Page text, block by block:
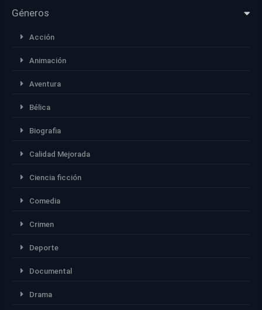
Géneros
Acción
Animación
Aventura
Bélica
Biografia
Calidad Mejorada
Ciencia ficción
Comedia
Crimen
Deporte
Documental
Drama